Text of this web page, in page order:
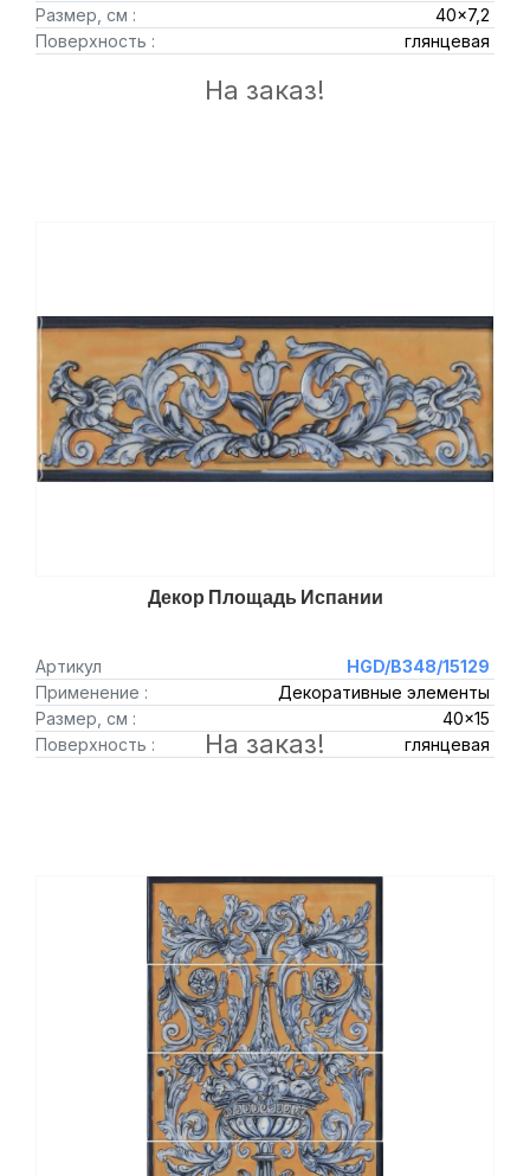
Размер, см :
40x7,2
Поверхность :
глянцевая
На заказ!
Декор Площадь Испании
Артикул
HGD/B348/15129
Применение :
Декоративные элементы
Размер, см :
40x15
Поверхность :
глянцевая
На заказ!